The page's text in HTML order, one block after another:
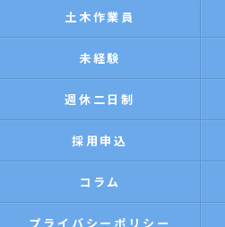
土木作業員
未経験
週休二日制
採用申込
コラム
プライバシーポリシー